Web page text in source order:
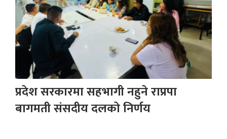
प्रदेश सरकारमा सहभागी नहुने राप्रपा
बागमती संसदीय दलको निर्णय